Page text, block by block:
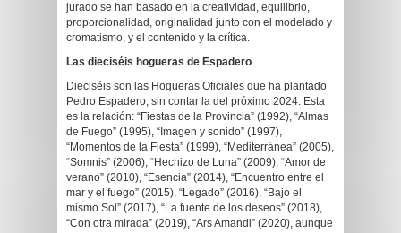
jurado se han basado en la creatividad, equilibrio,
proporcionalidad, originalidad junto con el modelado y
cromatismo, y el contenido y la crítica.
Las dieciséis hogueras de Espadero
Dieciséis son las Hogueras Oficiales que ha plantado
Pedro Espadero, sin contar la del próximo 2024. Esta
es la relación: “Fiestas de la Provincia” (1992), “Almas
de Fuego” (1995), “Imagen y sonido” (1997),
“Momentos de la Fiesta” (1999), “Mediterránea” (2005),
“Somnis” (2006), “Hechizo de Luna” (2009), “Amor de
verano” (2010), “Esencia” (2014), “Encuentro entre el
mar y el fuego” (2015), “Legado” (2016), “Bajo el
mismo Sol” (2017), “La fuente de los deseos” (2018),
“Con otra mirada” (2019), “Ars Amandi” (2020), aunque